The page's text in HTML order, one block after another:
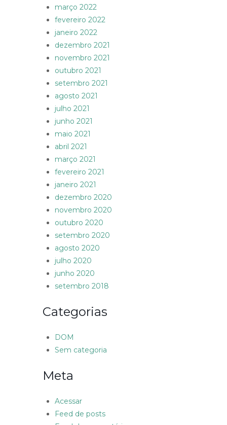
março 2022
fevereiro 2022
janeiro 2022
dezembro 2021
novembro 2021
outubro 2021
setembro 2021
agosto 2021
julho 2021
junho 2021
maio 2021
abril 2021
março 2021
fevereiro 2021
janeiro 2021
dezembro 2020
novembro 2020
outubro 2020
setembro 2020
agosto 2020
julho 2020
junho 2020
setembro 2018
Categorias
DOM
Sem categoria
Meta
Acessar
Feed de posts